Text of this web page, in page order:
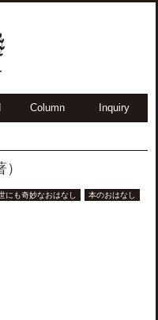
Column Inquiry
にも奇妙なおはなし 本のおはなし